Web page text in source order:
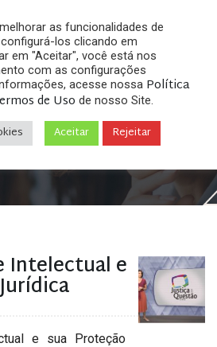
9279"
Intelectual e
e sua Proteção
as funcionalidades de
los clicando em
em "Aceitar", você está nos
com as configurações
acesse nossa Política
de Uso de nosso Site.
Aceitar Rejeitar